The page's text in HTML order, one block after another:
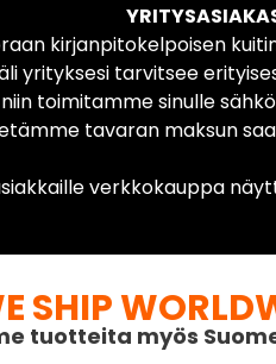
kirjanpitokelpoisen
yrityksesi tarvitsee
toimitamme sinulle
tavaran maksun
verkkokauppa
SHIP
tuotteita myös